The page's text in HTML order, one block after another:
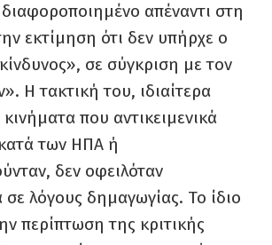
απέναντι στη
εκτίμηση ότι δεν υπήρχε ο
σε σύγκριση με τον
Η τακτική του, ιδιαίτερα
που αντικειμενικά
των ΗΠΑ ή
δεν οφειλόταν
σε λόγους δημαγωγίας. Το ίδιο
περίπτωση της κριτικής